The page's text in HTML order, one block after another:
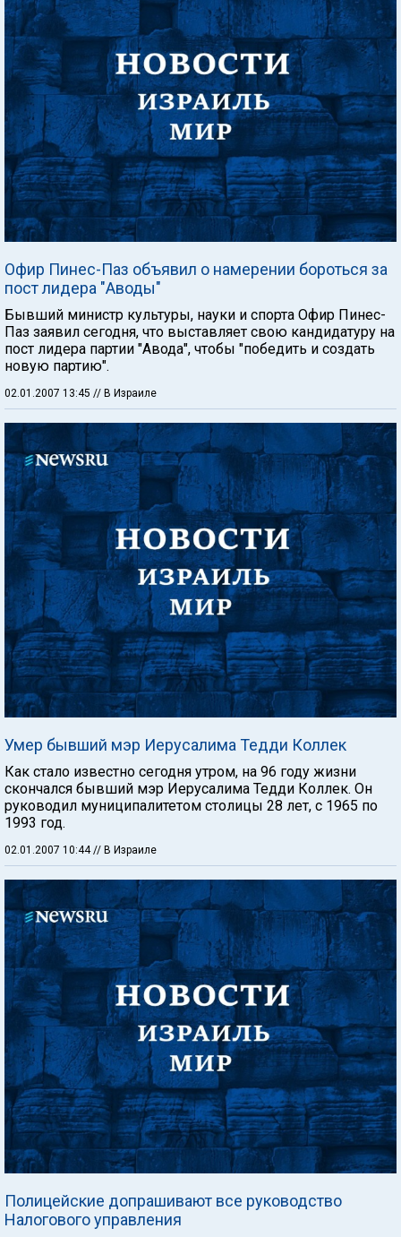
Офир Пинес-Паз объявил о намерении бороться за
пост лидера "Аводы"
Бывший министр культуры, науки и спорта Офир Пинес-
Паз заявил сегодня, что выставляет свою кандидатуру на
пост лидера партии "Авода", чтобы "победить и создать
новую партию".
02.01.2007 13:45 // В Израиле
Умер бывший мэр Иерусалима Тедди Коллек
Как стало известно сегодня утром, на 96 году жизни
скончался бывший мэр Иерусалима Тедди Коллек. Он
руководил муниципалитетом столицы 28 лет, с 1965 по
1993 год.
02.01.2007 10:44 // В Израиле
Полицейские допрашивают все руководство
Налогового управления